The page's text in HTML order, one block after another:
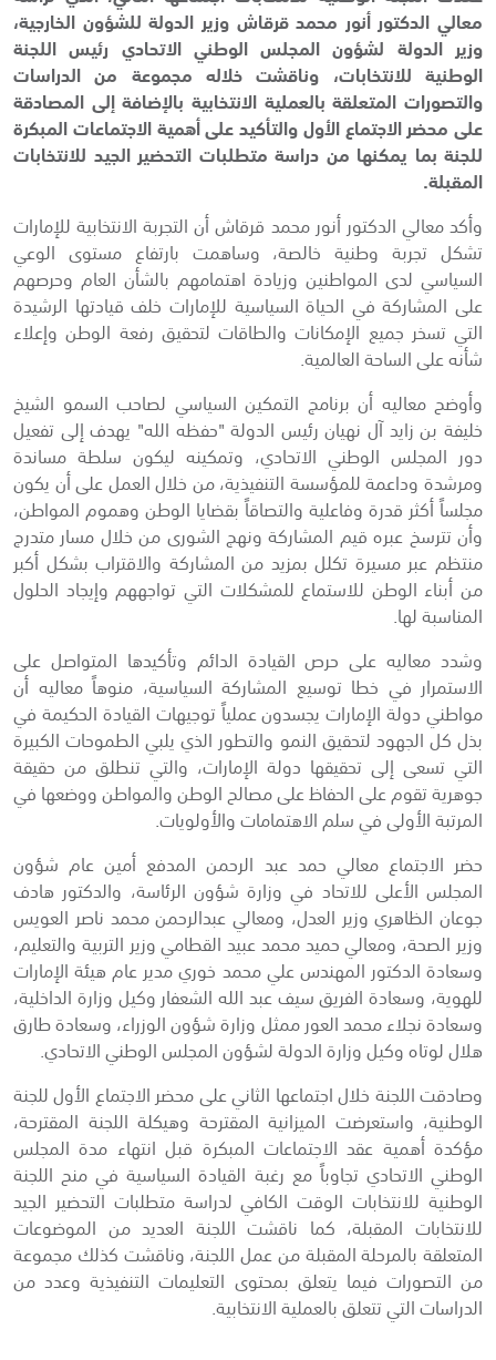
معالي الدكتور أنور محمد قرقاش وزير الدولة للشؤون الخارجية،
وزير الدولة لشؤون المجلس الوطني الاتحادي رئيس اللجنة
الوطنية للانتخابات، وناقشت خلاله مجموعة من الدراسات
والتصورات المتعلقة بالعملية الانتخابية بالإضافة إلى المصادقة
على محضر الاجتماع الأول والتأكيد على أهمية الاجتماعات المبكرة
للجنة بما يمكنها من دراسة متطلبات التحضير الجيد للانتخابات
المقبلة.
وأكد معالي الدكتور أنور محمد قرقاش أن التجربة الانتخابية للإمارات
تشكل تجربة وطنية خالصة، وساهمت بارتفاع مستوى الوعي
السياسي لدى المواطنين وزيادة اهتمامهم بالشأن العام وحرصهم
على المشاركة في الحياة السياسية للإمارات خلف قيادتها الرشيدة
التي تسخر جميع الإمكانات والطاقات لتحقيق رفعة الوطن وإعلاء
شأنه على الساحة العالمية.
وأوضح معاليه أن برنامج التمكين السياسي لصاحب السمو الشيخ
خليفة بن زايد آل نهيان رئيس الدولة "حفظه الله" يهدف إلى تفعيل
دور المجلس الوطني الاتحادي، وتمكينه ليكون سلطة مساندة
ومرشدة وداعمة للمؤسسة التنفيذية، من خلال العمل على أن يكون
مجلساً أكثر قدرة وفاعلية والتصاقاً بقضايا الوطن وهموم المواطن،
وأن تترسخ عبره قيم المشاركة ونهج الشورى من خلال مسار متدرج
منتظم عبر مسيرة تكلل بمزيد من المشاركة والاقتراب بشكل أكبر
من أبناء الوطن للاستماع للمشكلات التي تواجههم وإيجاد الحلول
المناسبة لها.
وشدد معاليه على حرص القيادة الدائم وتأكيدها المتواصل على
الاستمرار في خطا توسيع المشاركة السياسية، منوهاً معاليه أن
مواطني دولة الإمارات يجسدون عملياً توجيهات القيادة الحكيمة في
بذل كل الجهود لتحقيق النمو والتطور الذي يلبي الطموحات الكبيرة
التي تسعى إلى تحقيقها دولة الإمارات، والتي تنطلق من حقيقة
جوهرية تقوم على الحفاظ على مصالح الوطن والمواطن ووضعها في
المرتبة الأولى في سلم الاهتمامات والأولويات.
حضر الاجتماع معالي حمد عبد الرحمن المدفع أمين عام شؤون
المجلس الأعلى للاتحاد في وزارة شؤون الرئاسة، والدكتور هادف
جوعان الظاهري وزير العدل، ومعالي عبدالرحمن محمد ناصر العويس
وزير الصحة، ومعالي حميد محمد عبيد القطامي وزير التربية والتعليم،
وسعادة الدكتور المهندس علي محمد خوري مدير عام هيئة الإمارات
للهوية، وسعادة الفريق سيف عبد الله الشعفار وكيل وزارة الداخلية،
وسعادة نجلاء محمد العور ممثل وزارة شؤون الوزراء، وسعادة طارق
هلال لوتاه وكيل وزارة الدولة لشؤون المجلس الوطني الاتحادي.
وصادقت اللجنة خلال اجتماعها الثاني على محضر الاجتماع الأول للجنة
الوطنية، واستعرضت الميزانية المقترحة وهيكلة اللجنة المقترحة،
مؤكدة أهمية عقد الاجتماعات المبكرة قبل انتهاء مدة المجلس
الوطني الاتحادي تجاوباً مع رغبة القيادة السياسية في منح اللجنة
الوطنية للانتخابات الوقت الكافي لدراسة متطلبات التحضير الجيد
للانتخابات المقبلة، كما ناقشت اللجنة العديد من الموضوعات
المتعلقة بالمرحلة المقبلة من عمل اللجنة، وناقشت كذلك مجموعة
من التصورات فيما يتعلق بمحتوى التعليمات التنفيذية وعدد من
الدراسات التي تتعلق بالعملية الانتخابية.